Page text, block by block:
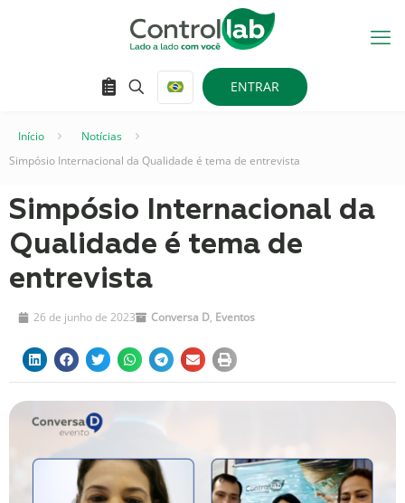
ENTRAR
Início Notícias
Simpósio Internacional da Qualidade é tema de entrevista
Simpósio Internacional da
Qualidade é tema de
entrevista
26 de junho de 2023 Conversa D, Eventos